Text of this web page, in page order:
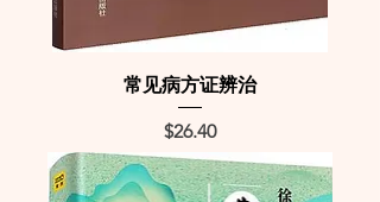
常见病方证辨治
Price
$26.40